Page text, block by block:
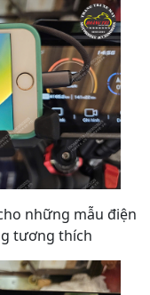
những mẫu điện
tương thích